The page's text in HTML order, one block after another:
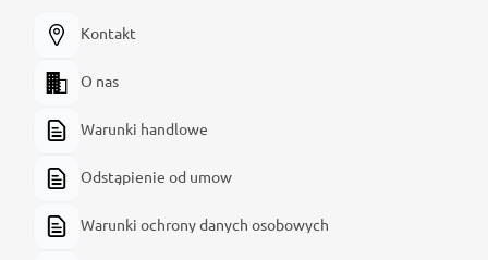
Kontakt
O nas
Warunki handlowe
Odstąpienie od umow
Warunki ochrony danych osobowych